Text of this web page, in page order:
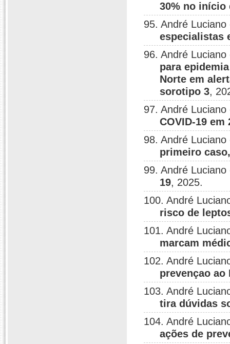
30% no início
95. André
especialistas
96. André
para
Norte em
sorotipo 3,
97. André
COVID-19 em
98. André
primeiro
99. André
19, 2025.
100. André
risco de
101. André
marcam
102. André
prevençao ao
103. André
tira dúvidas
104. André
ações de